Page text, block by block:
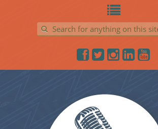
Search for: